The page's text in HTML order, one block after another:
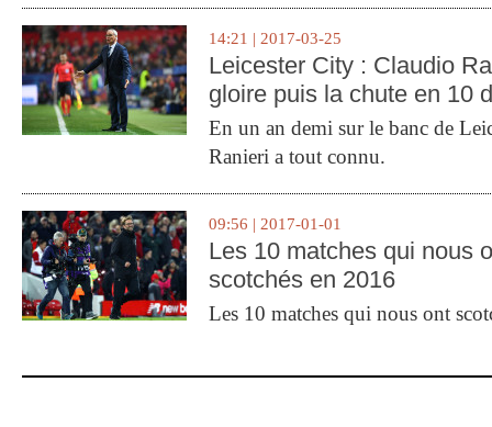
14:21 | 2017-03-25
Leicester City : Claudio
gloire puis la chute en 10
En un an demi sur le banc de
Ranieri a tout connu.
09:56 | 2017-01-01
Les 10 matches qui nous
scotchés en 2016
Les 10 matches qui nous ont